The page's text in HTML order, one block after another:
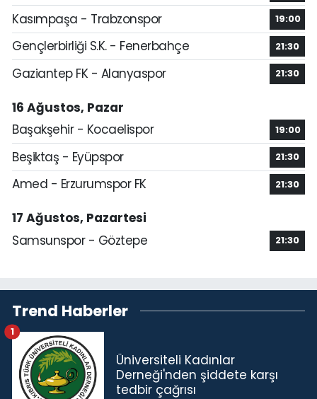
Kasımpaşa - Trabzonspor 19:00
Gençlerbirliği S.K. - Fenerbahçe 21:30
Gaziantep FK - Alanyaspor 21:30
16 Ağustos, Pazar
Başakşehir - Kocaelispor
19:00
Beşiktaş - Eyüpspor 21:30
Amed - Erzurumspor FK 21:30
17 Ağustos, Pazartesi
Samsunspor - Göztepe
21:30
Trend Haberler
Üniversiteli Kadınlar
Derneği'nden şiddete karşı
tedbir çağrısı
1